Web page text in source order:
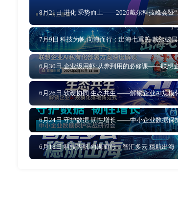
7月9日 科技为帆 向海而行：出海七重关 戴尔破局
6月18日 科技为帆 向海而行：智汇多云 稳航出海